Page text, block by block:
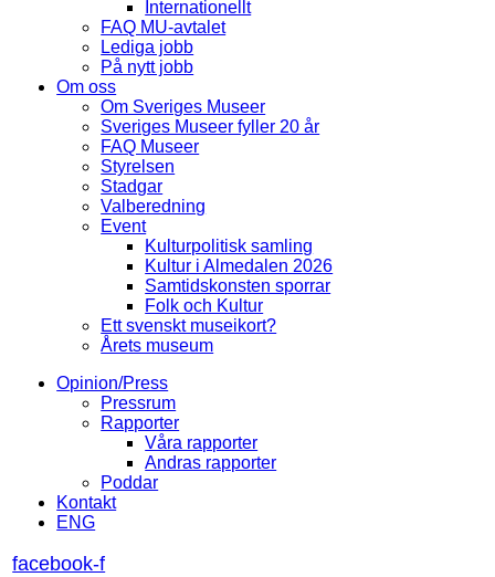
Internationellt
FAQ MU-avtalet
Lediga jobb
På nytt jobb
Om oss
Om Sveriges Museer
Sveriges Museer fyller 20 år
FAQ Museer
Styrelsen
Stadgar
Valberedning
Event
Kulturpolitisk samling
Kultur i Almedalen 2026
Samtidskonsten sporrar
Folk och Kultur
Ett svenskt museikort?
Årets museum
Opinion/Press
Pressrum
Rapporter
Våra rapporter
Andras rapporter
Poddar
Kontakt
ENG
facebook-f